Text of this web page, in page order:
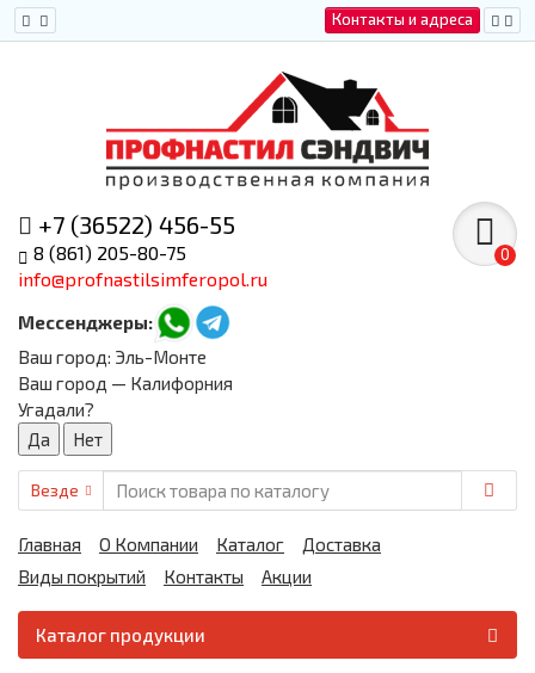
Контакты и адреса
+7 (36522) 456-55
8 (861) 205-80-75
info@profnastilsimferopol.ru
Мессенджеры:
0
Ваш город: Эль-Монте
Ваш город — Калифорния
Угадали?
Везде
Главная О Компании Каталог
Доставка
Виды покрытий
Контакты Акции
Каталог продукции